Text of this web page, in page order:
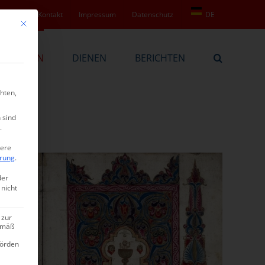
Kontakt Impressum Datenschutz DE
DIENEN BERICHTEN
Mit diesem Button wird der Dialog geschlossen. Seine Funktionalität ist
sind
.